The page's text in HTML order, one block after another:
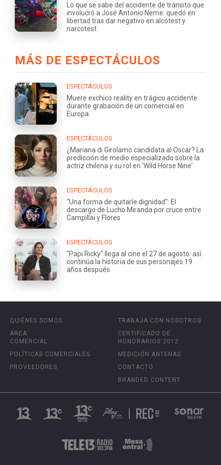
Lo que se sabe del accidente de tránsito que
involucró a José Antonio Neme: quedó en
libertad tras dar negativo en alcotest y
narcotest
MÁS DE ESPECTÁCULOS
ESPECTÁCULOS
Muere exchico reality en trágico accidente
durante grabación de un comercial en
Europa
ESPECTÁCULOS
¿Mariana di Girolamo candidata al Oscar? La
predicción de medio especializado sobre la
actriz chilena y su rol en 'Wild Horse Nine'
ESPECTÁCULOS
“Una forma de quitarle dignidad”: El
descargo de Lucho Miranda por cruce entre
Campillai y Flores
ESPECTÁCULOS
"Papi Ricky" llega al cine el 27 de agosto: así
continúa la historia de sus personajes 19
años después
QUIÉNES SOMOS
ÁREA
COMERCIAL
POLÍTICAS COMERCIALES
PROVEEDORES
TRABAJA CON NOSOTROS
CERTIFICADO DE
HONORARIOS 2012
MEDICIÓN ANTENAS
CONTACTO
BRANDED CONTENT